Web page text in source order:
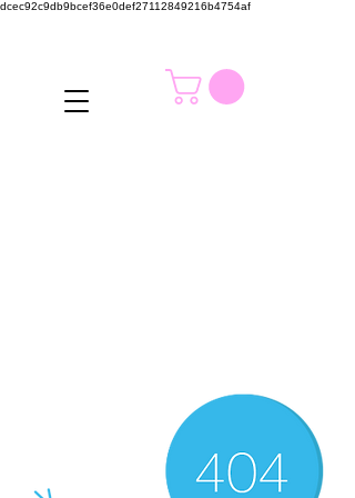
dcec92c9db9bcef36e0def27112849216b4754af